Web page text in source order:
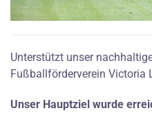
Unterstützt unser
Fußballförderverein Victoria
Unser Hauptziel wurde